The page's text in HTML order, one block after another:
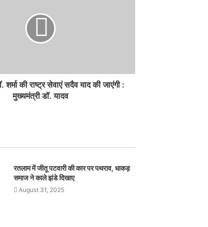
शर्मा की राष्ट्र सेवाएं सदैव याद की जाएंगी :
मुख्यमंत्री डॉ. यादव
रतलाम में जीतू पटवारी की कार पर पथराव, धाकड़
समाज ने काले झंडे दिखाए
August 31, 2025